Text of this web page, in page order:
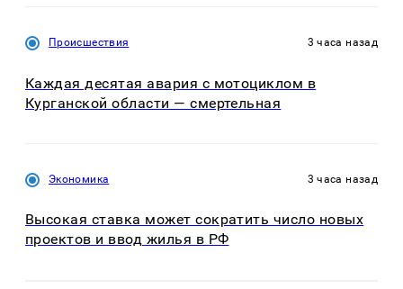
Происшествия 3 часа назад
Каждая десятая авария с мотоциклом в
Курганской области — смертельная
Экономика 3 часа назад
Высокая ставка может сократить число новых
проектов и ввод жилья в РФ